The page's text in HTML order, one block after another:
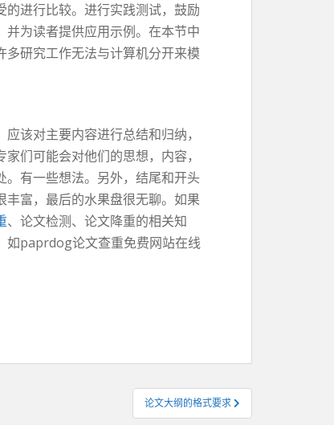
进行比较。进行实践测试，鼓励
为读者提供应用示例。在本节中
研究工作无法与计算机分开来模
该对主要内容进行总结和归纳，
们可能会对他们的思想，内容，
有一些想法。另外，结尾和开头
富，最后的水果盘很无聊。如果
、论文检测、论文降重的相关知
如paprdog论文查重免费网站在线
论文大纲的格式要求